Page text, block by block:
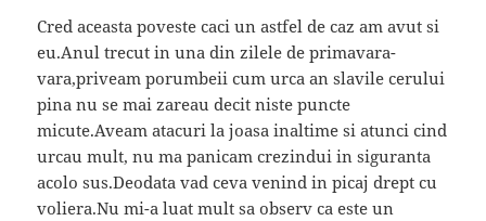
Cred aceasta poveste caci un astfel de caz am avut si
eu.Anul trecut in una din zilele de primavara-
vara,priveam porumbeii cum urca an slavile cerului
pina nu se mai zareau decit niste puncte
micute.Aveam atacuri la joasa inaltime si atunci cind
urcau mult, nu ma panicam crezindui in siguranta
acolo sus.Deodata vad ceva venind in picaj drept cu
voliera.Nu mi-a luat mult sa observ ca este un